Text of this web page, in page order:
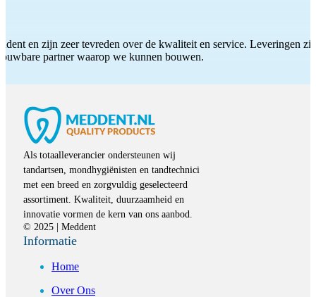
en zijn zeer tevreden over de kwaliteit en service. Leveringen
partner waarop we kunnen bouwen.
Als totaalleverancier ondersteunen wij
tandartsen, mondhygiënisten en tandtechnici
met een breed en zorgvuldig geselecteerd
assortiment. Kwaliteit, duurzaamheid en
innovatie vormen de kern van ons aanbod.
© 2025 | Meddent
Informatie
Home
Over Ons